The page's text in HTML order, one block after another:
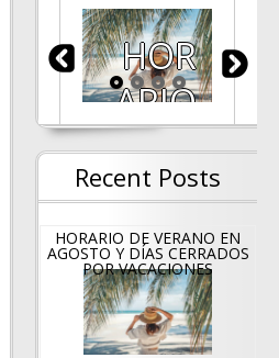
HOR
ARIO
DE
VERA
NO
EN
AGO
Recent Posts
HORARIO DE VERANO EN
AGOSTO Y DÍAS CERRADOS
POR VACACIONES